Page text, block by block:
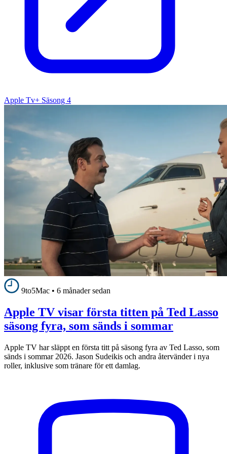
Apple Tv+ Säsong 4
9to5Mac • 6 månader sedan
Apple TV visar första titten på Ted Lasso
säsong fyra, som sänds i sommar
Apple TV har släppt en första titt på säsong fyra av Ted Lasso, som
sänds i sommar 2026. Jason Sudeikis och andra återvänder i nya
roller, inklusive som tränare för ett damlag.